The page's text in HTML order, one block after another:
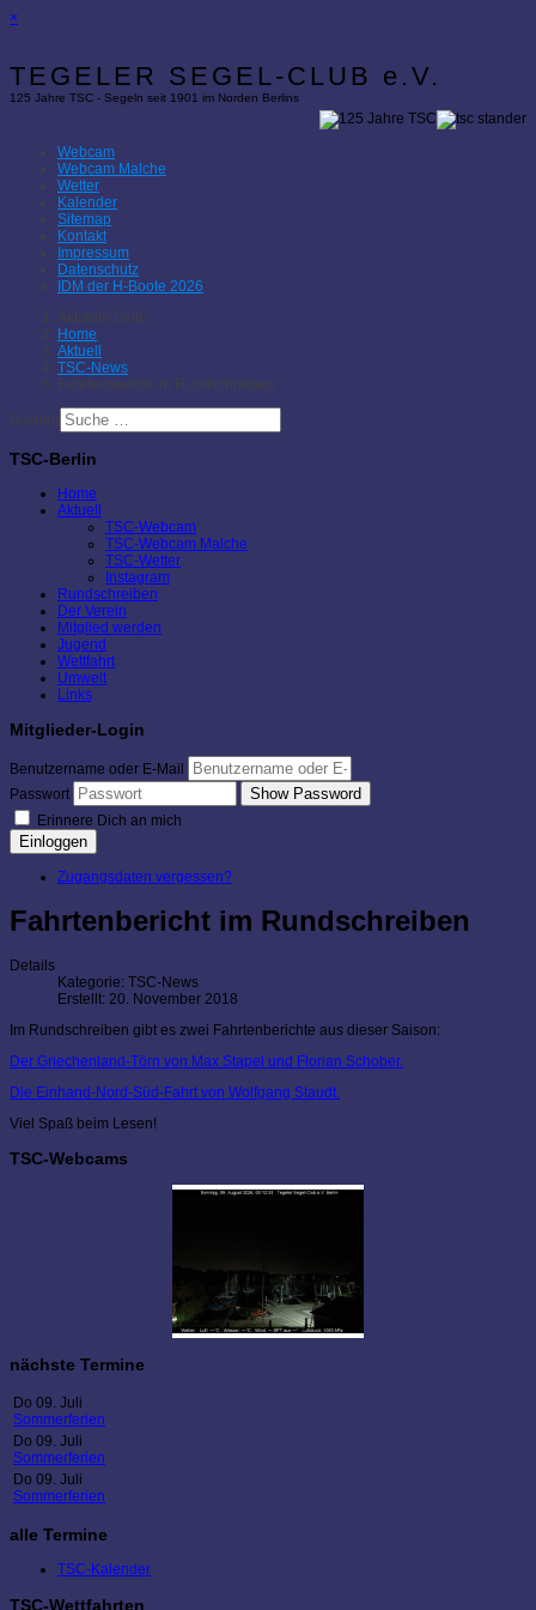
×
TEGELER SEGEL-CLUB e.V.
125 Jahre TSC - Segeln seit 1901 im Norden Berlins
Webcam
Webcam Malche
Wetter
Kalender
Sitemap
Kontakt
Impressum
Datenschutz
IDM der H-Boote 2026
Aktuelle Seite:
Home
Aktuell
TSC-News
Fahrtenbericht im Rundschreiben
Suchen
TSC-Berlin
Home
Aktuell
TSC-Webcam
TSC-Webcam Malche
TSC-Wetter
Instagram
Rundschreiben
Der Verein
Mitglied werden
Jugend
Wettfahrt
Umwelt
Links
Mitglieder-Login
Benutzername oder E-Mail
Passwort
Show Password
Erinnere Dich an mich
Einloggen
Zugangsdaten vergessen?
Fahrtenbericht im Rundschreiben
Details
Kategorie: TSC-News
Erstellt: 20. November 2018
Im Rundschreiben gibt es zwei Fahrtenberichte aus dieser Saison:
Der Griechenland-Törn von Max Stapel und Florian Schober.
Die Einhand-Nord-Süd-Fahrt von Wolfgang Staudt.
Viel Spaß beim Lesen!
TSC-Webcams
nächste Termine
Do 09. Juli
Sommerferien
Do 09. Juli
Sommerferien
Do 09. Juli
Sommerferien
alle Termine
TSC-Kalender
TSC-Wettfahrten